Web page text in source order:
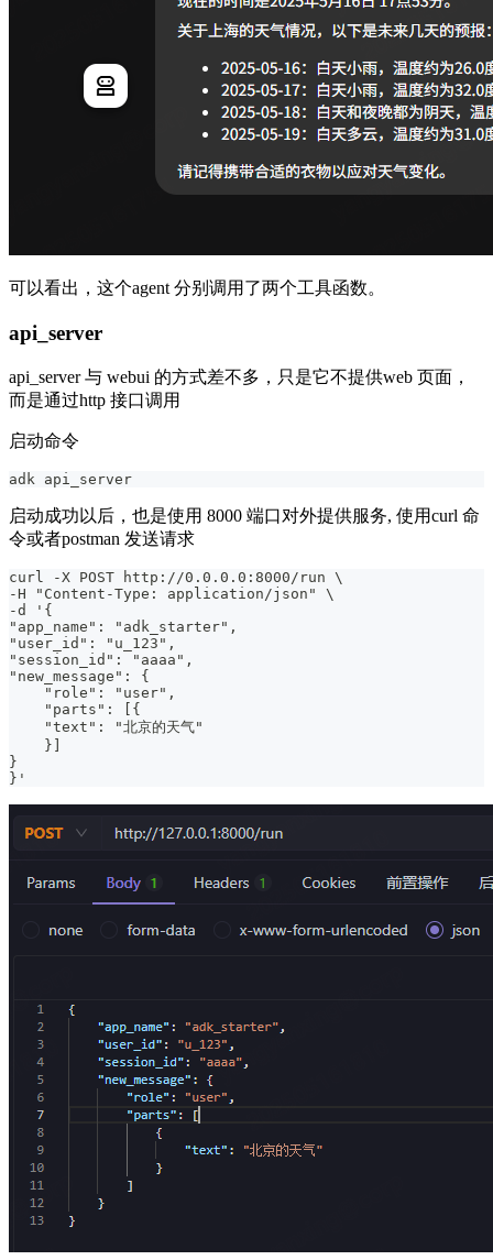
可以看出，这个agent 分别调用了两个工具函数。
api_server
api_server 与 webui 的方式差不多，只是它不提供web 页面，
而是通过http 接口调用
启动命令
adk api_server
启动成功以后，也是使用 8000 端口对外提供服务, 使用curl 命
令或者postman 发送请求
curl -X POST http://0.0.0.0:8000/run \
-H "Content-Type: application/json" \
-d '{
"app_name": "adk_starter",
"user_id": "u_123",
"session_id": "aaaa",
"new_message": {
    "role": "user",
    "parts": [{
    "text": "北京的天气"
    }]
}
}'